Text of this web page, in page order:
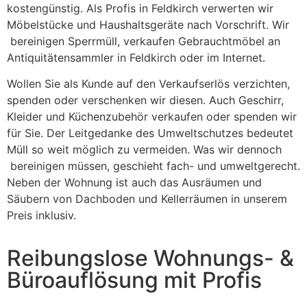
kostengünstig. Als Profis in Feldkirch verwerten wir
Möbelstücke und Haushaltsgeräte nach Vorschrift. Wir
bereinigen Sperrmüll, verkaufen Gebrauchtmöbel an
Antiquitätensammler in Feldkirch oder im Internet.
Wollen Sie als Kunde auf den Verkaufserlös verzichten,
spenden oder verschenken wir diesen. Auch Geschirr,
Kleider und Küchenzubehör verkaufen oder spenden wir
für Sie. Der Leitgedanke des Umweltschutzes bedeutet
Müll so weit möglich zu vermeiden. Was wir dennoch
bereinigen müssen, geschieht fach- und umweltgerecht.
Neben der Wohnung ist auch das Ausräumen und
Säubern von Dachboden und Kellerräumen in unserem
Preis inklusiv.
Reibungslose Wohnungs- &
Büroauflösung mit Profis